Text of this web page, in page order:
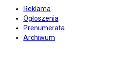
Reklama
Ogłoszenia
Prenumerata
Archiwum